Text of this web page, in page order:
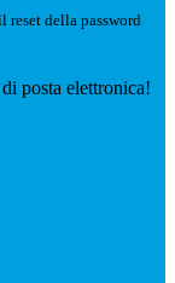
reset della password
posta elettronica!